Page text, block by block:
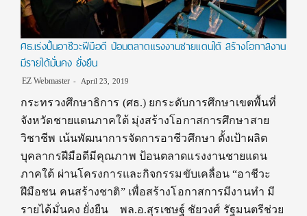
ศธ.เร่งปั้นอาชีวะฝีมือดี ป้อนตลาดแรงงานชายแดนใต้ สร้างโอกาสงาน
มีรายได้มั่นคง ยั่งยืน
EZ Webmaster April 23, 2019
กระทรวงศึกษาธิการ (ศธ.) ยกระดับการศึกษาเขตพื้นที่
จังหวัดชายแดนภาคใต้ มุ่งสร้างโอกาสการศึกษาสาย
วิชาชีพ เน้นพัฒนาการจัดการอาชีวศึกษา ตั้งเป้าผลิต
บุคลากรฝีมือดีมีคุณภาพ ป้อนตลาดแรงงานชายแดน
ภาคใต้ ผ่านโครงการและกิจกรรมขับเคลื่อน “อาชีวะ
ฝีมือชน คนสร้างชาติ” เพื่อสร้างโอกาสการมีงานทำ มี
รายได้มั่นคง ยั่งยืน พล.อ.สุรเชษฐ์ ชัยวงศ์ รัฐมนตรีช่วย